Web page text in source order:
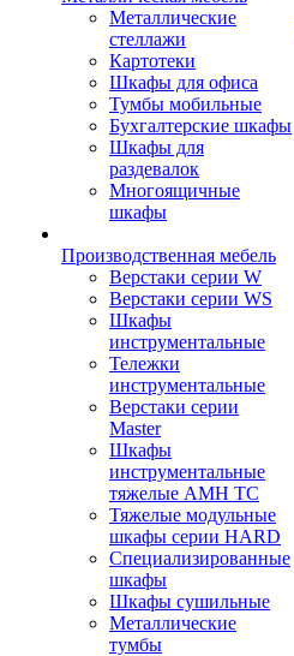
Металлические
стеллажи
Картотеки
Шкафы для офиса
Тумбы мобильные
Бухгалтерские шкафы
Шкафы для
раздевалок
Многоящичные
шкафы
Производственная мебель
Верстаки серии W
Верстаки серии WS
Шкафы
инструментальные
Тележки
инструментальные
Верстаки серии
Master
Шкафы
инструментальные
тяжелые AMH TC
Тяжелые модульные
шкафы серии HARD
Cпециализированные
шкафы
Шкафы сушильные
Металлические
тумбы